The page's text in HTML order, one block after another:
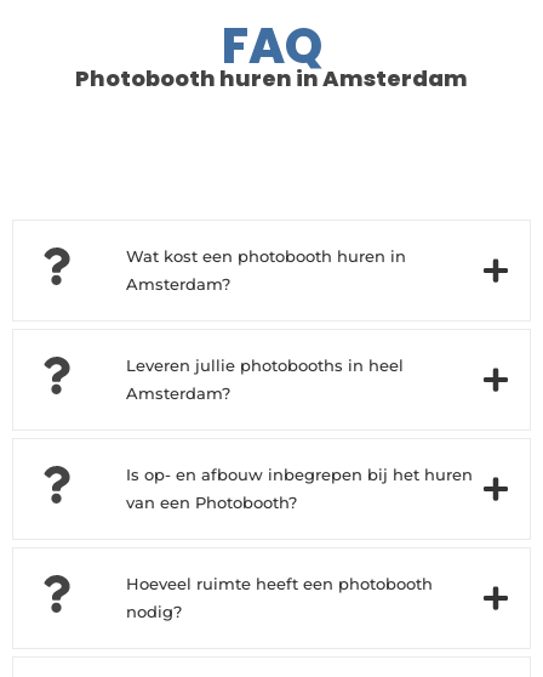
FAQ
Photobooth huren in Amsterdam
Wat kost een photobooth huren in
Amsterdam?
Leveren jullie photobooths in heel
Amsterdam?
Is op- en afbouw inbegrepen bij het huren
van een Photobooth?
Hoeveel ruimte heeft een photobooth
nodig?